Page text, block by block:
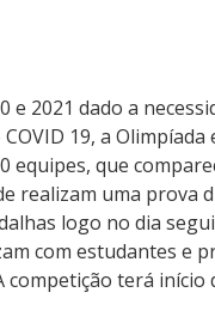
e 2021 dado a
19, a Olimpíada
equipes, que
realizam uma prova
logo no dia
com estudantes e
terá início